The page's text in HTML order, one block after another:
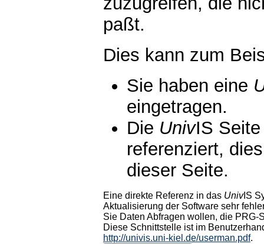
paßt.
Dies kann zum
Sie haben eine
eingetragen.
Die UnivIS
referenziert,
dieser Seite.
Eine direkte Referenz in das UnivIS
Aktualisierung der Software sehr
Sie Daten Abfragen wollen, die PRG-
Diese Schnittstelle ist im
http://univis.uni-kiel.de/userman.pdf.